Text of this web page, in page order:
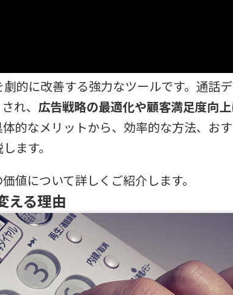
的に改善する強力なツールです。通話
れ、 広告戦略の最適化や顧客満足度向
的なメリットから、効率的な方法、お
ます。
値について詳しくご紹介します。
える理由